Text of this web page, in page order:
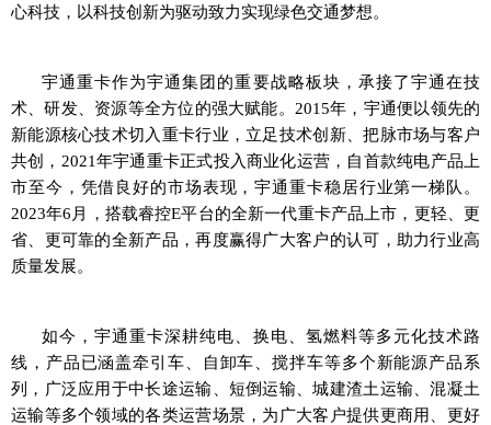
心科技，以科技创新为驱动致力实现绿色交通梦想。
宇通重卡作为宇通集团的重要战略板块，承接了宇通在技
术、研发、资源等全方位的强大赋能。2015年，宇通便以领先的
新能源核心技术切入重卡行业，立足技术创新、把脉市场与客户
共创，2021年宇通重卡正式投入商业化运营，自首款纯电产品上
市至今，凭借良好的市场表现，宇通重卡稳居行业第一梯队。
2023年6月，搭载睿控E平台的全新一代重卡产品上市，更轻、更
省、更可靠的全新产品，再度赢得广大客户的认可，助力行业高
质量发展。
如今，宇通重卡深耕纯电、换电、氢燃料等多元化技术路
线，产品已涵盖牵引车、自卸车、搅拌车等多个新能源产品系
列，广泛应用于中长途运输、短倒运输、城建渣土运输、混凝土
运输等多个领域的各类运营场景，为广大客户提供更商用、更好